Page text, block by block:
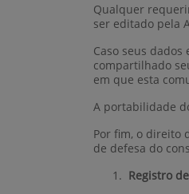
Qualquer
ser editado pela
Caso seus
compartilhado
em que esta
A portabilidade
Por fim, o direito
de defesa do
Registro